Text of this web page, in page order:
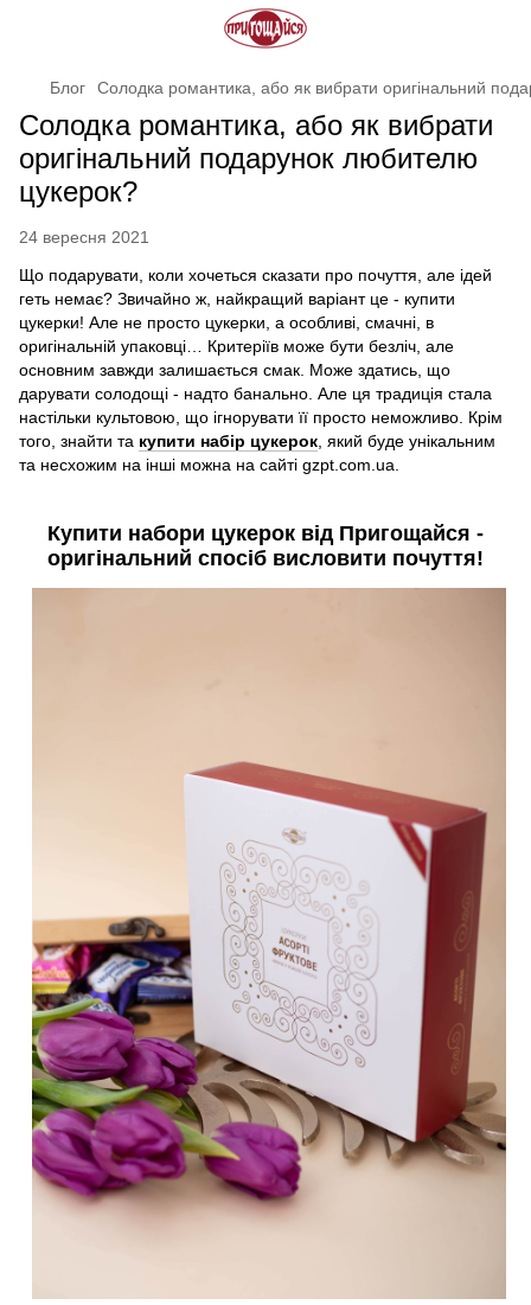
Блог Солодка романтика, або як вибрати оригінальний
Солодка романтика, або як вибрати
оригінальний подарунок любителю
цукерок?
24 вересня 2021
Що подарувати, коли хочеться сказати про почуття, але ідей
геть немає? Звичайно ж, найкращий варіант це - купити
цукерки! Але не просто цукерки, а особливі, смачні, в
оригінальній упаковці… Критеріїв може бути безліч, але
основним завжди залишається смак. Може здатись, що
дарувати солодощі - надто банально. Але ця традиція стала
настільки культовою, що ігнорувати її просто неможливо. Крім
того, знайти та купити набір цукерок , який буде унікальним
та несхожим на інші можна на сайті gzpt.com.ua.
Купити набори цукерок від Пригощайся -
оригінальний спосіб висловити почуття!